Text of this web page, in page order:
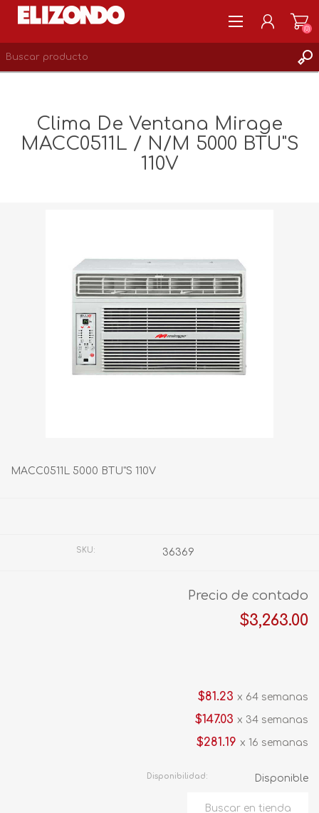
LISTA DE DESEOS 0
(0)
Clima De Ventana Mirage
MACC0511L / N/M 5000 BTU"S
110V
MACC0511L 5000 BTU"S 110V
SKU: 36369
Precio de contado
$3,263.00
$81.23 x 64 semanas
$147.03 x 34 semanas
$281.19 x 16 semanas
Disponibilidad: Disponible